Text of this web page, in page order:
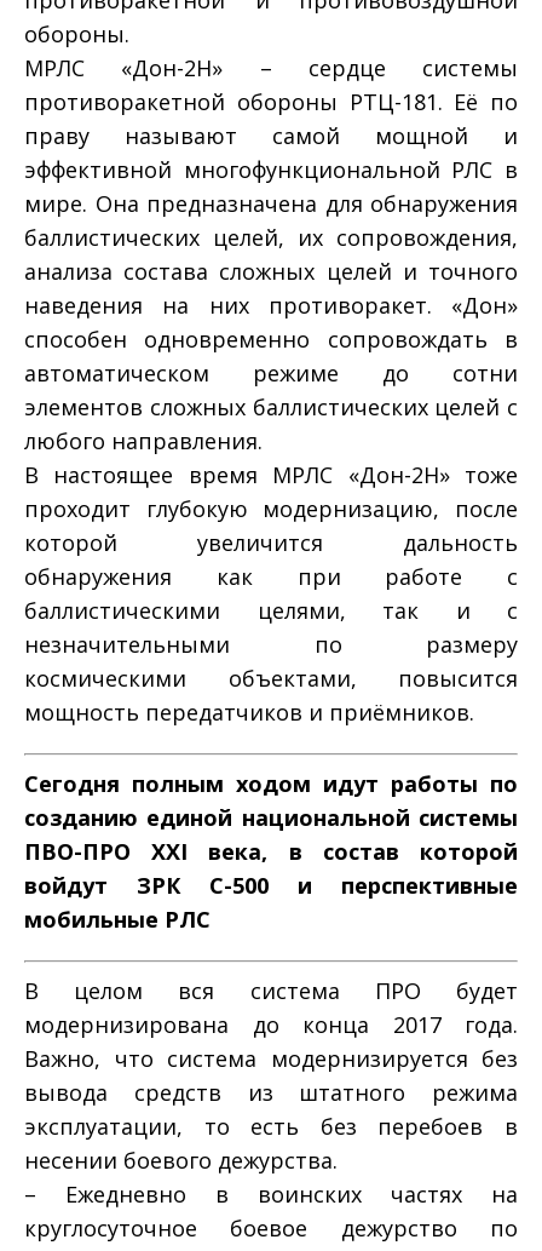
обороны.
МРЛС «Дон-2Н» – сердце системы
противоракетной обороны РТЦ-181. Её по
праву называют самой мощной и
эффективной многофункциональной РЛС в
мире. Она предназначена для обнаружения
баллистических целей, их сопровождения,
анализа состава сложных целей и точного
наведения на них противоракет. «Дон»
способен одновременно сопровождать в
автоматическом режиме до сотни
элементов сложных баллистических целей с
любого направления.
В настоящее время МРЛС «Дон-2Н» тоже
проходит глубокую модернизацию, после
которой увеличится дальность
обнаружения как при работе с
баллистическими целями, так и с
незначительными по размеру
космическими объектами, повысится
мощность передатчиков и приёмников.
Сегодня полным ходом идут работы по
созданию единой национальной системы
ПВО-ПРО XXI века, в состав которой
войдут ЗРК С-500 и перспективные
мобильные РЛС
В целом вся система ПРО будет
модернизирована до конца 2017 года.
Важно, что система модернизируется без
вывода средств из штатного режима
эксплуатации, то есть без перебоев в
несении боевого дежурства.
– Ежедневно в воинских частях на
круглосуточное боевое дежурство по